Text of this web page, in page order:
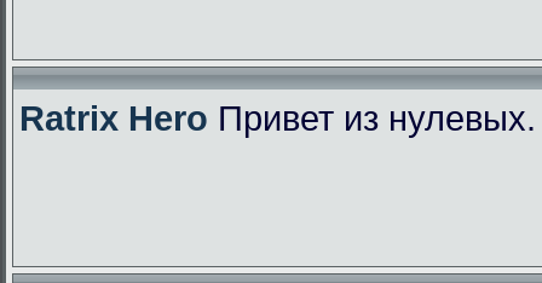
Ratrix Hero Привет из